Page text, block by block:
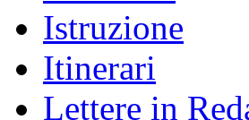
Istruzione
Itinerari
Lettere in